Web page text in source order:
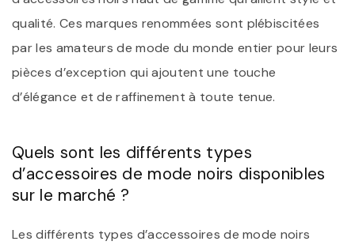
qualité. Ces marques renommées sont plébiscitées
par les amateurs de mode du monde entier pour leurs
pièces d’exception qui ajoutent une touche
d’élégance et de raffinement à toute tenue.
Quels sont les différents types
d’accessoires de mode noirs disponibles
sur le marché ?
Les différents types d’accessoires de mode noirs